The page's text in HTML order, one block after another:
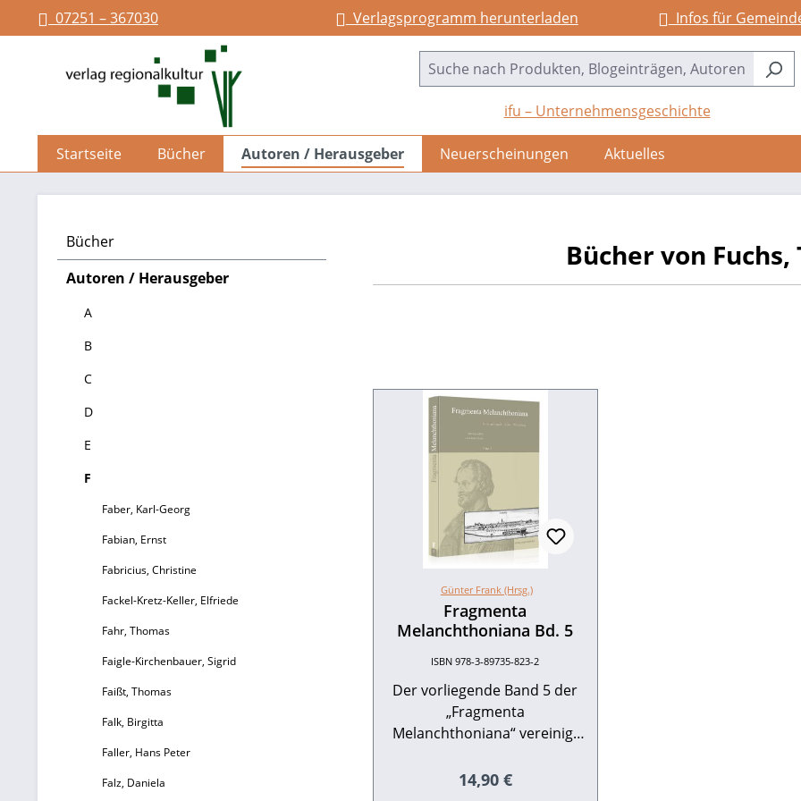
Zur Hauptnavigation springen
07251 – 367030 Verlagsprogramm herunterladen Infos für
ifu – Unternehmensgeschichte
Startseite Bücher Autoren / Herausgeber Neuerscheinungen Aktuelles
Bücher
Autoren / Herausgeber
A
B
C
D
E
F
Faber, Karl-Georg
Fabian, Ernst
Fabricius, Christine
Fackel-Kretz-Keller, Elfriede
Fahr, Thomas
Faigle-Kirchenbauer, Sigrid
Faißt, Thomas
Falk, Birgitta
Faller, Hans Peter
Falz, Daniela
Bücher von
Günter Frank (Hrsg.)
Fragmenta
Melanchthoniana Bd. 5
ISBN 978-3-89735-823-2
Der vorliegende Band 5 der
„Fragmenta
Melanchthoniana“ vereinigt
der Melanchthon- und
Regulärer Preis:
14,90 €